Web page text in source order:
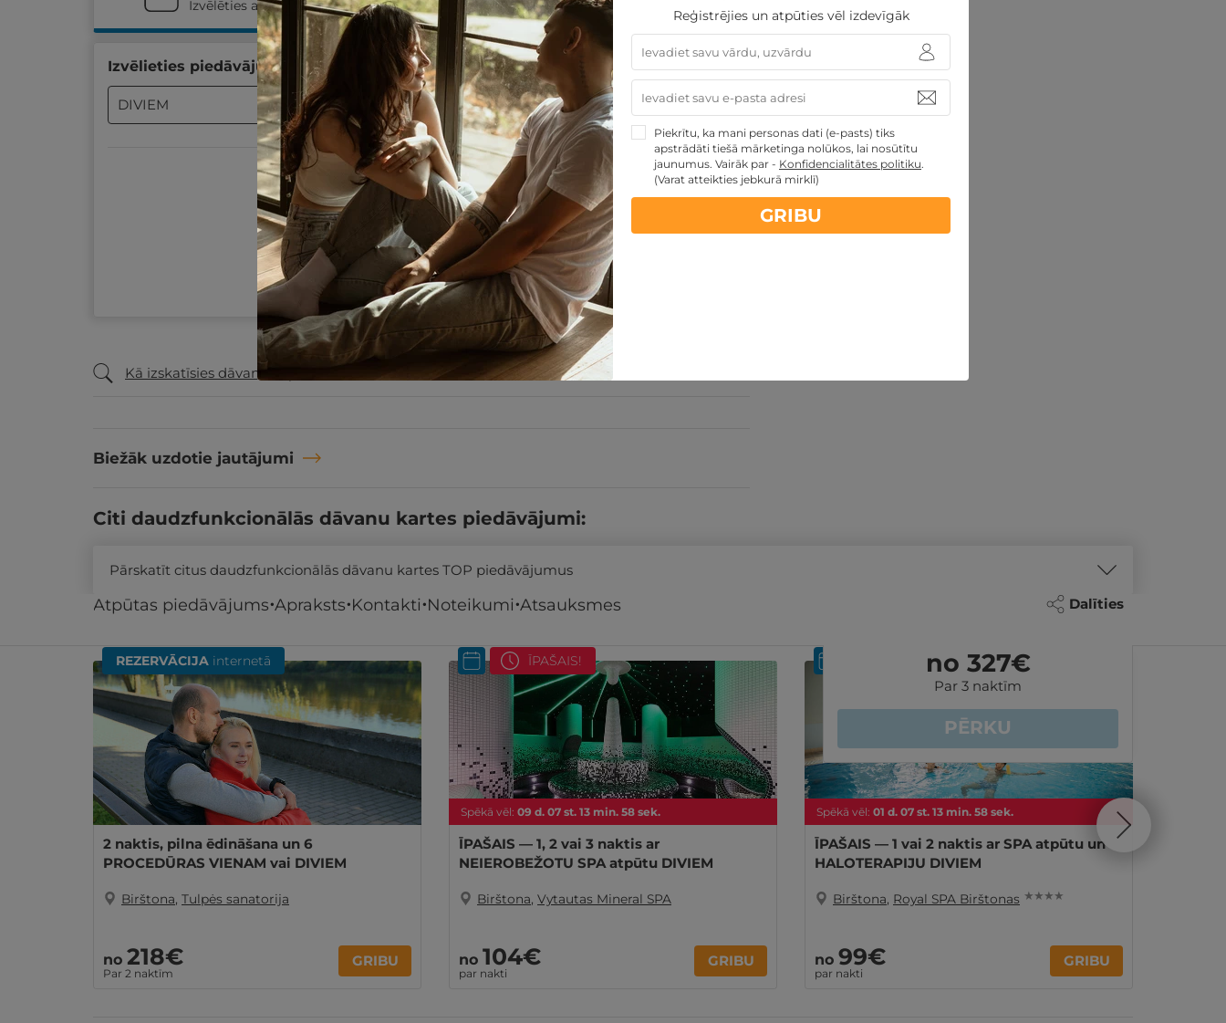
Izvēlēties atpūtas datumus Izvēlēties piedāvājumu
Izvēlieties piedāvājumu un atpūtas datumus:
DIVIEM
Kā izskatīsies dāvanu ceļazīme?
Biežāk uzdotie jautājumi
Atpūtas piedāvājums Apraksts Kontakti Noteikumi Atsauksmes Dalīties
no 327€
Par 3 naktīm
PĒRKU
Citi daudzfunkcionālās dāvanu kartes piedāvājumi:
Pārskatīt citus daudzfunkcionālās dāvanu kartes TOP piedāvājumus
REZERVĀCIJA internetā
2 naktis, pilna ēdināšana un 6
PROCEDŪRAS VIENAM vai DIVIEM
Birštona, Tulpės sanatorija
no 218€
Par 2 naktīm
GRIBU
Spēkā vēl: 09 d. 07 st. 13 min. 57sek.
ĪPAŠAIS!
ĪPAŠAIS — 1, 2 vai 3 naktis ar
NEIEROBEŽOTU SPA atpūtu DIVIEM
Birštona, Vytautas Mineral SPA
no 104€
par nakti
GRIBU
Spēkā vēl: 01 d. 07 st. 13 min. 57sek.
PĒDĒJĀ MINŪTE!
ĪPAŠAIS — 1 vai 2 naktis ar SPA atpūtu un
HALOTERAPIJU DIVIEM
Birštona, Royal SPA Birštonas ★ ★ ★ ★
no 99€
par nakti
GRIBU
Reģistrējies un atpūties vēl izdevīgāk
Piekrītu, ka mani personas dati (e-pasts) tiks
apstrādāti tiešā mārketinga nolūkos, lai nosūtītu
jaunumus. Vairāk par - Konfidencialitātes politiku.
(Varat atteikties jebkurā mirklī)
GRIBU